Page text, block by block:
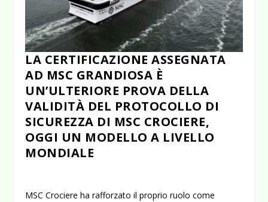
LA CERTIFICAZIONE ASSEGNATA
AD MSC GRANDIOSA È
UN’ULTERIORE PROVA DELLA
VALIDITÀ DEL PROTOCOLLO DI
SICUREZZA DI MSC CROCIERE,
OGGI UN MODELLO A LIVELLO
MONDIALE
MSC Crociere ha rafforzato il proprio ruolo come